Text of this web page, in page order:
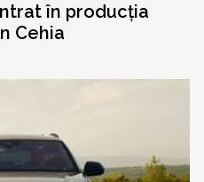
în producția
Cehia